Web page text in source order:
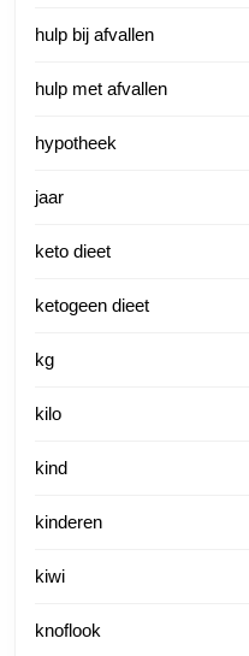
hulp bij afvallen
hulp met afvallen
hypotheek
jaar
keto dieet
ketogeen dieet
kg
kilo
kind
kinderen
kiwi
knoflook